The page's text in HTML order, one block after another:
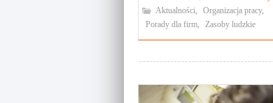
Aktualności, Organizacja pracy,
Porady dla firm, Zasoby ludzkie